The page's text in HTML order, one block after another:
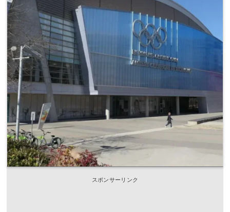
スポンサーリンク